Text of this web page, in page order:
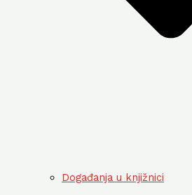
Događanja u knjižnici